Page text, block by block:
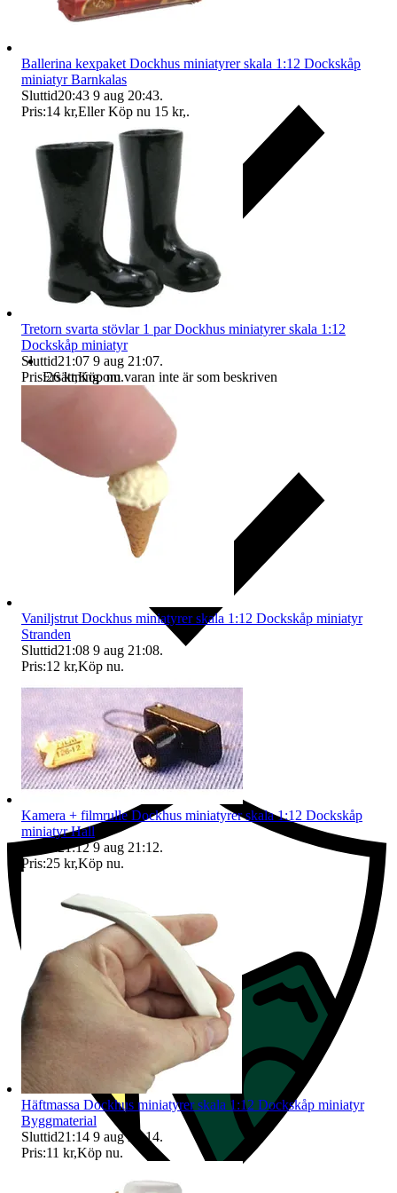
Ersättning om varan inte är som beskriven
Ersättning om du inte får din vara
Ballerina kexpaket Dockhus miniatyrer skala 1:12 Dockskåp
miniatyr Barnkalas
Sluttid20:43 9 aug 20:43.
Pris:14 kr,Eller Köp nu 15 kr,.
Tretorn svarta stövlar 1 par Dockhus miniatyrer skala 1:12
Dockskåp miniatyr
Sluttid21:07 9 aug 21:07.
Pris:26 kr,Köp nu.
Vaniljstrut Dockhus miniatyrer skala 1:12 Dockskåp miniatyr
Stranden
Sluttid21:08 9 aug 21:08.
Pris:12 kr,Köp nu.
Kamera + filmrulle Dockhus miniatyrer skala 1:12 Dockskåp
miniatyr Hall
21:12 9 aug 21:12.
Pris:25 kr,Köp nu.
Häftmassa Dockhus miniatyrer skala 1:12 Dockskåp miniatyr
Byggmaterial
Sluttid21:14 9 aug 21:14.
Pris:11 kr,Köp nu.